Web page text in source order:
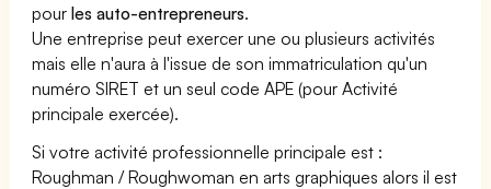
pourles auto-entrepreneurs.
Une entreprise peut exercer une ou plusieurs activités
mais elle n'aura à l'issue de son immatriculation qu'un
numéro SIRET et un seul code APE (pour Activité
principale exercée).
Si votre activité professionnelle principale est :
Roughman / Roughwoman en arts graphiques alors il est